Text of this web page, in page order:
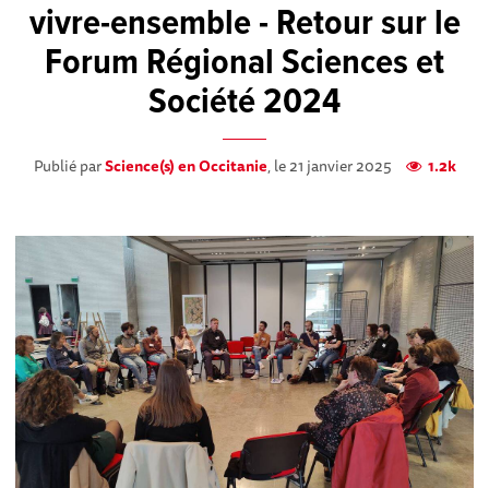
vivre-ensemble - Retour sur le
Forum Régional Sciences et
Société 2024
Publié parScience(s) en Occitanie, le 21 janvier 2025 1.2k